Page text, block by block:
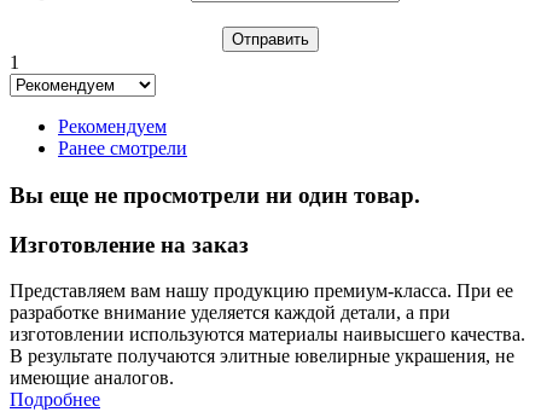
1
Рекомендуем
Ранее смотрели
Вы еще не просмотрели ни один товар.
Изготовление на заказ
Представляем вам нашу продукцию премиум-класса. При ее
разработке внимание уделяется каждой детали, а при
изготовлении используются материалы наивысшего качества.
В результате получаются элитные ювелирные украшения, не
имеющие аналогов.
Подробнее